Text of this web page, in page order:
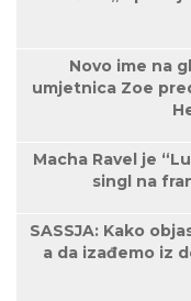
Novo ime na
umjetnica Zoe
Macha Ravel je
singl na
SASSJA: Kako
a da izađemo iz